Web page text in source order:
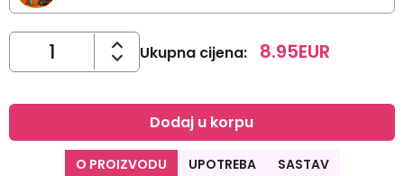
Ukupna cijena: 8.95EUR
Dodaj u korpu
O PROIZVODU UPOTREBA SASTAV